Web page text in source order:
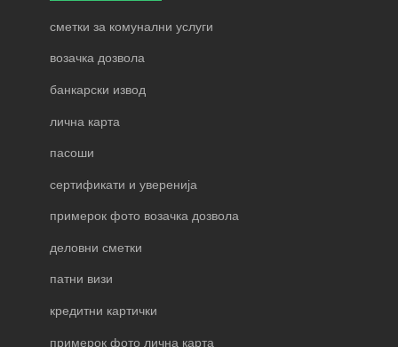
сметки за комунални услуги
возачка дозвола
банкарски извод
лична карта
пасоши
сертификати и уверенија
примерок фото возачка дозвола
деловни сметки
патни визи
кредитни картички
примерок фото лична карта